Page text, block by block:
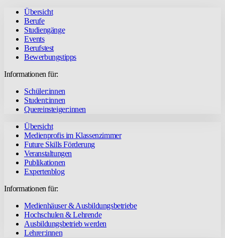
Übersicht
Berufe
Studiengänge
Events
Berufstest
Bewerbungstipps
Informationen für:
Schüler:innen
Student:innen
Quereinsteiger:innen
Übersicht
Medienprofis im Klassenzimmer
Future Skills Förderung
Veranstaltungen
Publikationen
Expertenblog
Informationen für:
Medienhäuser & Ausbildungsbetriebe
Hochschulen & Lehrende
Ausbildungsbetrieb werden
Lehrer:innen